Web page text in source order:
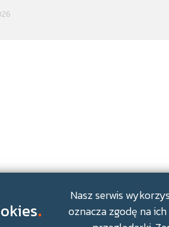
.
Nasz serwis
oznacza zgodę na